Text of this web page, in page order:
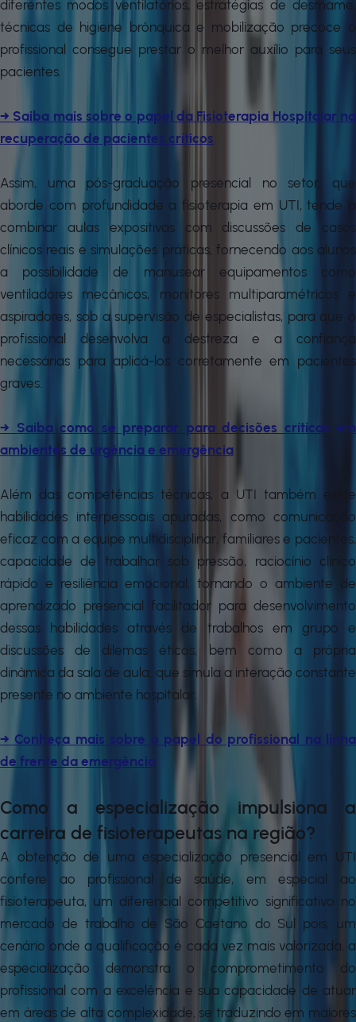
diferentes modos ventilatórios, estratégias de desmame,
técnicas de higiene brônquica e mobilização precoce o
profissional consegue prestar o melhor auxílio para seus
pacientes.
→ Saiba mais sobre o papel da Fisioterapia Hospitalar na
recuperação de pacientes críticos
Assim, uma pós-graduação presencial no setor, que
aborde com profundidade a fisioterapia em UTI, tende a
combinar aulas expositivas com discussões de casos
clínicos reais e simulações práticas, fornecendo aos alunos
a possibilidade de manusear equipamentos como
ventiladores mecânicos, monitores multiparamétricos e
aspiradores, sob a supervisão de especialistas, para que o
profissional desenvolva a destreza e a confiança
necessárias para aplicá-los corretamente em pacientes
graves.
→ Saiba como se preparar para decisões críticas em
ambientes de urgência e emergência
Além das competências técnicas, a UTI também exige
habilidades interpessoais apuradas, como comunicação
eficaz com a equipe multidisciplinar, familiares e pacientes,
capacidade de trabalhar sob pressão, raciocínio clínico
rápido e resiliência emocional, tornando o ambiente de
aprendizado presencial facilitador para desenvolvimento
dessas habilidades através de trabalhos em grupo e
discussões de dilemas éticos, bem como a própria
dinâmica da sala de aula, que simula a interação constante
presente no ambiente hospitalar.
→ Conheça mais sobre o papel do profissional na linha
de frente da emergência
Como a especialização impulsiona a
carreira de fisioterapeutas na região?
A obtenção de uma especialização presencial em UTI
confere ao profissional de saúde, em especial ao
fisioterapeuta, um diferencial competitivo significativo no
mercado de trabalho de São Caetano do Sul pois, um
cenário onde a qualificação é cada vez mais valorizada, a
especialização demonstra o comprometimento do
profissional com a excelência e sua capacidade de atuar
em áreas de alta complexidade, se traduzindo em maiores